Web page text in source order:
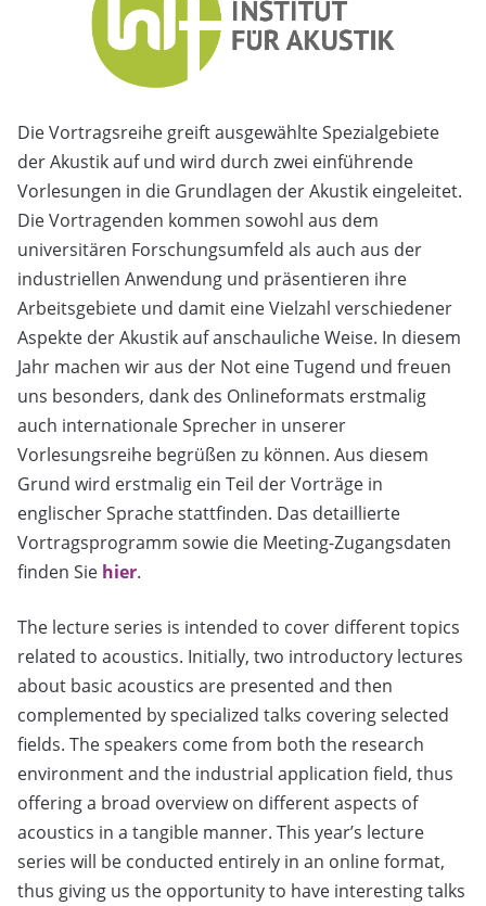
Die Vortragsreihe greift ausgewählte Spezialgebiete
der Akustik auf und wird durch zwei einführende
Vorlesungen in die Grundlagen der Akustik eingeleitet.
Die Vortragenden kommen sowohl aus dem
universitären Forschungsumfeld als auch aus der
industriellen Anwendung und präsentieren ihre
Arbeitsgebiete und damit eine Vielzahl verschiedener
Aspekte der Akustik auf anschauliche Weise. In diesem
Jahr machen wir aus der Not eine Tugend und freuen
uns besonders, dank des Onlineformats erstmalig
auch internationale Sprecher in unserer
Vorlesungsreihe begrüßen zu können. Aus diesem
Grund wird erstmalig ein Teil der Vorträge in
englischer Sprache stattfinden. Das detaillierte
Vortragsprogramm sowie die Meeting-Zugangsdaten
finden Sie hier.
The lecture series is intended to cover different topics
related to acoustics. Initially, two introductory lectures
about basic acoustics are presented and then
complemented by specialized talks covering selected
fields. The speakers come from both the research
environment and the industrial application field, thus
offering a broad overview on different aspects of
acoustics in a tangible manner. This year’s lecture
series will be conducted entirely in an online format,
thus giving us the opportunity to have interesting talks